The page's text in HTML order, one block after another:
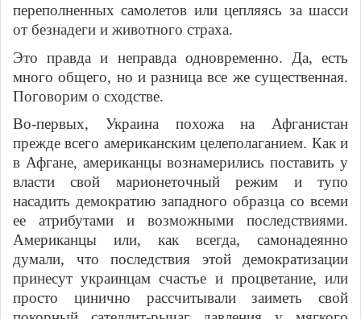
переполненных самолетов или цепляясь за шасси
от безнадеги и животного страха.
Это правда и неправда одновременно. Да, есть
много общего, но и разница все же существенная.
Поговорим о сходстве.
Во-первых, Украина похожа на Афганистан
прежде всего американским целеполаганием. Как и
в Афгане, американцы вознамерились поставить у
власти свой марионеточный режим и тупо
насадить демократию западного образца со всеми
ее атрибутами и возможными последствиями.
Американцы или, как всегда, самонадеянно
думали, что последствия этой демократизации
принесут украинцам счастье и процветание, или
просто цинично рассчитывали заиметь свой